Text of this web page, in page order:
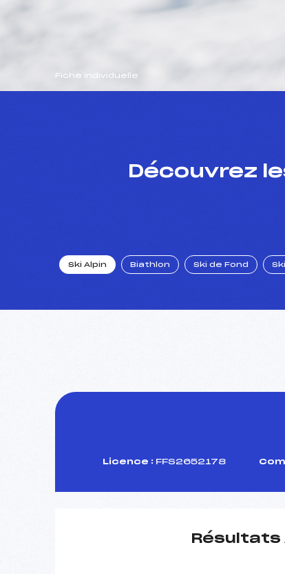
Fiche individuelle
Découvrez
Ski Alpin Biathlon Ski de Fond
Licence : FFS2652178
Résultats